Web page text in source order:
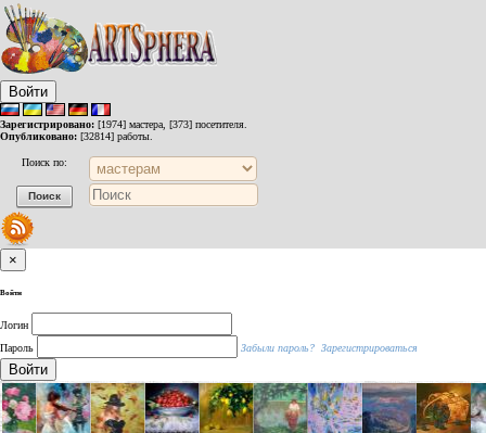
Войти
Зарегистрировано: [1974] мастера, [373] посетителя.
Опубликовано: [32814] работы.
Поиск по:
×
Войти
Логин
Пароль
Забыли пароль? Зарегистрироваться
Войти